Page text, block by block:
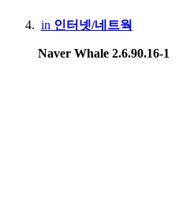
in 인터넷/네트웍
Naver Whale 2.6.90.16-1